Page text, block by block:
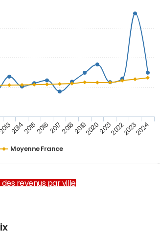
Moyenne France
20142015201620172018201920202021202220232024
revenus par ville